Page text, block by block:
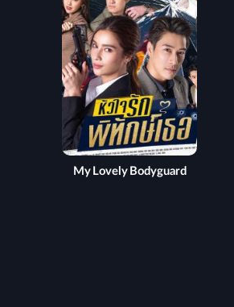
My Lovely Bodyguard